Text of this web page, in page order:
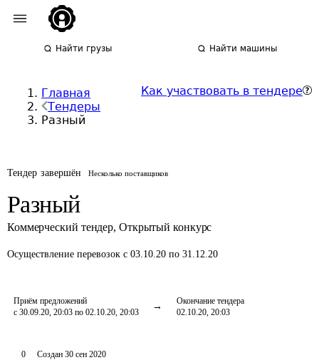
Найти грузы Найти машины
Главная
Тендеры
Разный
Как участвовать в тендере
Тендер завершён Несколько поставщиков
Разный
Коммерческий тендер, Открытый конкурс
Осуществление перевозок с 03.10.20 по 31.12.20
Приём предложений
с 30.09.20, 20:03 по 02.10.20, 20:03
Окончание тендера
02.10.20, 20:03
0 Создан 30 сен 2020